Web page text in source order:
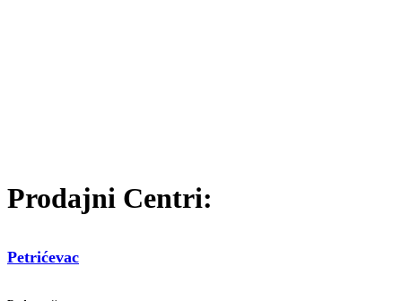
Prodajni Centri:
Petrićevac